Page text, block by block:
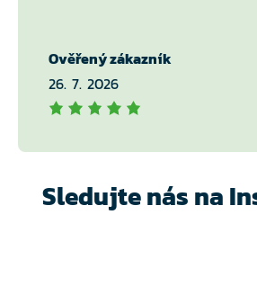
Ověřený zákazník
26. 7. 2026
Sledujte nás na